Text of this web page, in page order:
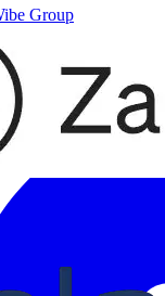
Group
2005 Kategori: